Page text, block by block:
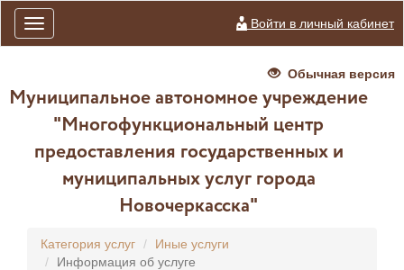
Toggle
navigation
Войти в личный кабинет
Обычная версия
Муниципальное автономное учреждение
"Многофункциональный центр
предоставления государственных и
муниципальных услуг города
Новочеркасска"
Категория услуг
Иные услуги
Информация об услуге